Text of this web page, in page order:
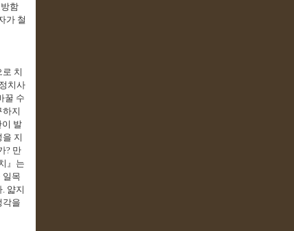
함
가 철
치
정치사
꿀 수
지
이 발
지
? 만
』 는
일목
. 얇지
각을